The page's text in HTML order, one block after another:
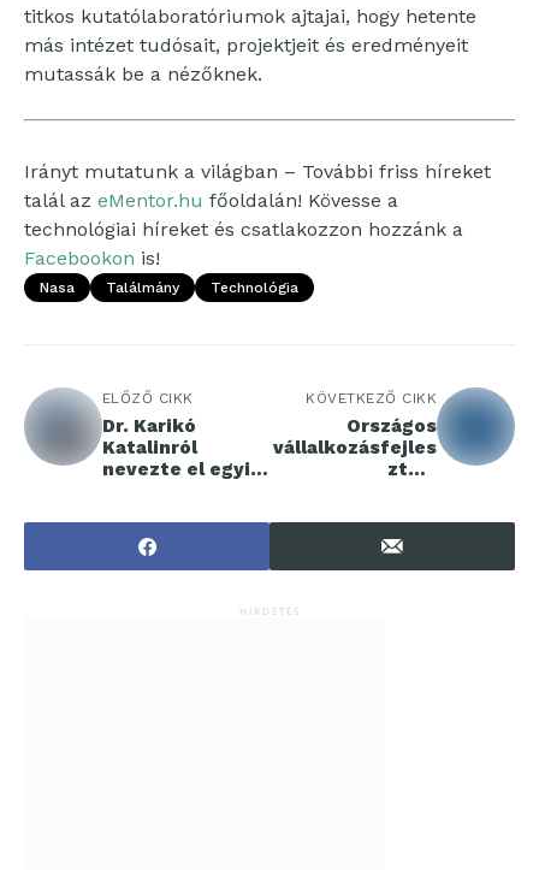
titkos kutatólaboratóriumok ajtajai, hogy hetente
más intézet tudósait, projektjeit és eredményeit
mutassák be a nézőknek.
Irányt mutatunk a világban – További friss híreket
talál az eMentor.hu főoldalán! Kövesse a
technológiai híreket és csatlakozzon hozzánk a
Facebookon is!
Nasa Találmány Technológia
ELŐZŐ CIKK
Dr. Karikó
Katalinról
nevezte el egyik
Egyetem
KÖVETKEZŐ CIKK
Országos
vállalkozásfejles
ztési
fókuszban a
Mesterséges
Intelligencia
HIRDETÉS